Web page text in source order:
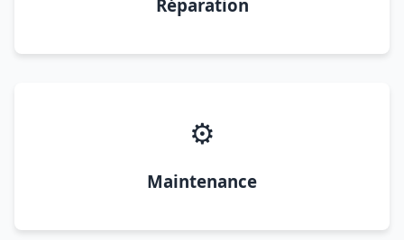
Réparation
⚙️
Maintenance